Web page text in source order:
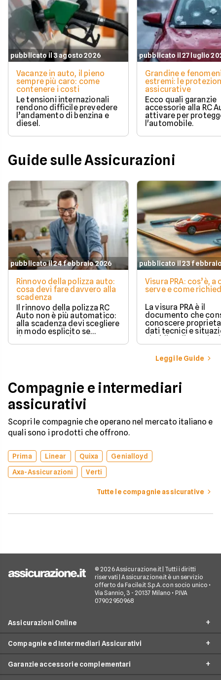
pubblicato il 3 agosto 2026
Vacanze in auto, il pieno
sempre più caro: come
contenere i costi
Le tensioni internazionali
rendono difficile prevedere
l’andamento di benzina e
diesel.
pubblicato il 27 luglio
Grandine e
estremi: le
assicurative
Ecco quali garanzie
accessorie alla RC
attivare per
l'automobile.
Guide sulle Assicurazioni
pubblicato il 24 febbraio 2026
Rinnovo della polizza auto:
cosa devi fare davvero alla
scadenza
Il rinnovo della polizza RC
Auto non è più automatico:
alla scadenza devi scegliere
in modo esplicito se
rinnovare con la stessa
compagnia o stipulare un
pubblicato il 23
Visura PRA: cos’è, a
serve e come
La visura PRA è il
documento che
conoscere
dati tecnici e
giuridica di un
iscritto al Pubblico
Automobilistico.
Leggi le Guide
Compagnie e intermediari
assicurativi
Scopri le compagnie che operano nel mercato italiano e
quali sono i prodotti che offrono.
Prima Linear Quixa
Genialloyd
Axa-Assicurazioni
Verti
Tutte le compagnie assicurative
© 2026 Assicurazione.it | Tutti i diritti
riservati | Assicurazione.it è un servizio
offerto da Facile.it S.p.A. con socio unico •
Via Sannio, 3 - 20137 Milano • P.IVA
07902950968
Assicurazioni Online
RC Auto
RC Moto
Compagnie ed Intermediari Assicurativi
Garanzie accessorie complementari